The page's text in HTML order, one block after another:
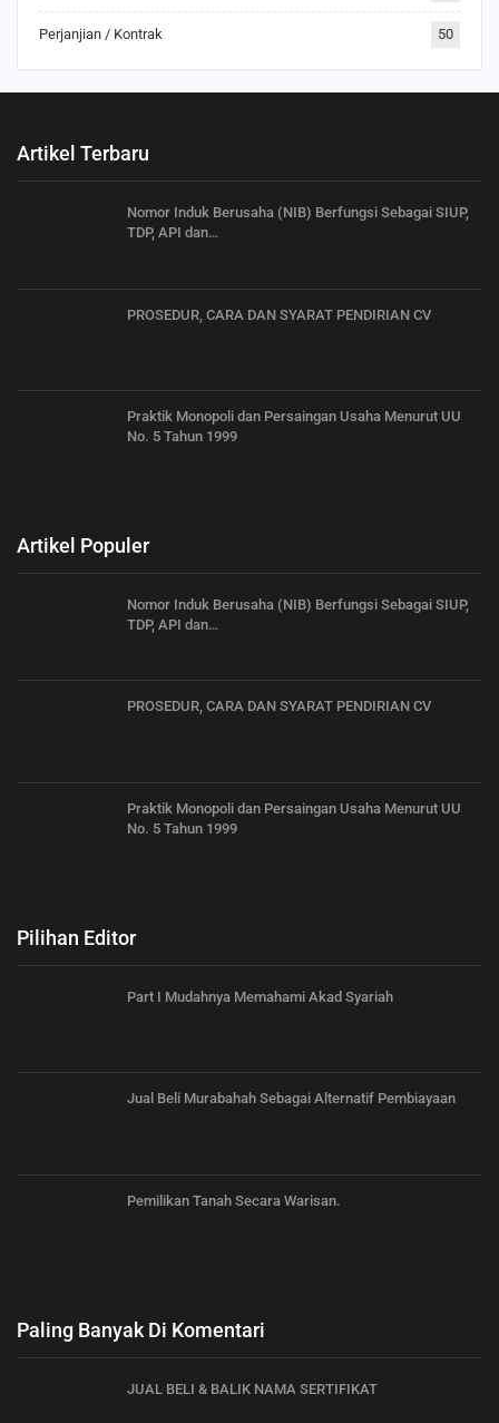
Perjanjian / Kontrak 50
Artikel Terbaru
Nomor Induk Berusaha (NIB) Berfungsi Sebagai SIUP,
TDP, API dan…
PROSEDUR, CARA DAN SYARAT PENDIRIAN CV
Praktik Monopoli dan Persaingan Usaha Menurut UU
No. 5 Tahun 1999
Artikel Populer
Nomor Induk Berusaha (NIB) Berfungsi Sebagai SIUP,
TDP, API dan…
PROSEDUR, CARA DAN SYARAT PENDIRIAN CV
Praktik Monopoli dan Persaingan Usaha Menurut UU
No. 5 Tahun 1999
Pilihan Editor
Part I Mudahnya Memahami Akad Syariah
Jual Beli Murabahah Sebagai Alternatif Pembiayaan
Pemilikan Tanah Secara Warisan.
Paling Banyak Di Komentari
JUAL BELI & BALIK NAMA SERTIFIKAT